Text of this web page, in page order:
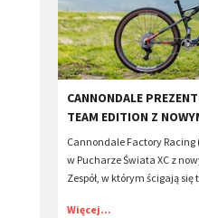
CANNONDALE
TEAM EDITION Z
Cannondale Factory
w Pucharze Świata XC z
Zespół, w którym ścigają się
Więcej...